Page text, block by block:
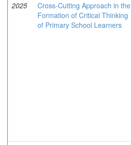
2025
Cross-Cutting Approach in the
Formation of Critical Thinking
of Primary School Learners